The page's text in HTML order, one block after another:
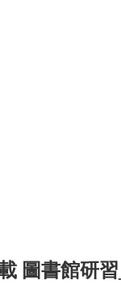
圖書館研